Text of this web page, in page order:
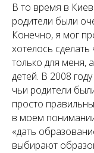
В то время в
родители были
Конечно, я мог
хотелось сделать
только для меня,
детей. В 2008
чьи родители
просто
в моем
«дать
выбирают